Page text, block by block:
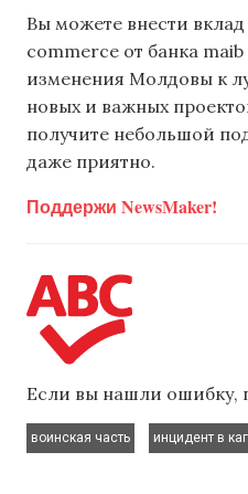
Вы можете внести
commerce от банка
изменения Молдовы к
новых и важных
получите небольшой
даже приятно.
Поддержи NewsMaker!
Если вы нашли ошибку,
воинская часть
инцидент в